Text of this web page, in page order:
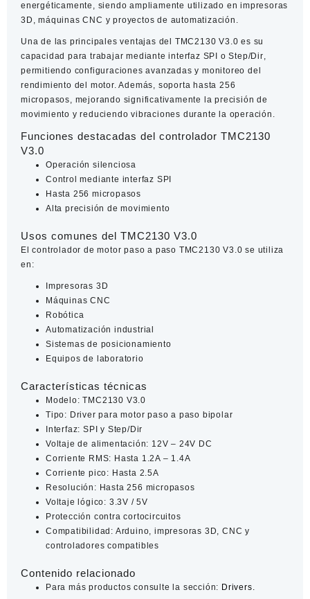
energéticamente, siendo ampliamente utilizado en impresoras
3D, máquinas CNC y proyectos de automatización.
Una de las principales ventajas del TMC2130 V3.0 es su
capacidad para trabajar mediante interfaz SPI oStep/Dir,
permitiendo configuraciones avanzadas y monitoreo del
rendimiento del motor. Además, soporta hasta256
micropasos, mejorando significativamente la precisión de
movimiento y reduciendo vibraciones durante la operación.
Funciones destacadas del controlador TMC2130
V3.0
Operación silenciosa
Control mediante interfaz SPI
Hasta 256 micropasos
Alta precisión de movimiento
Usos comunes del TMC2130 V3.0
Elcontrolador de motor paso a paso TMC2130 V3.0 se utiliza
en:
Impresoras 3D
Máquinas CNC
Robótica
Automatización industrial
Sistemas de posicionamiento
Equipos de laboratorio
Características técnicas
Modelo: TMC2130 V3.0
Tipo: Driver para motor paso a paso bipolar
Interfaz: SPI y Step/Dir
Voltaje de alimentación: 12V – 24V DC
Corriente RMS: Hasta 1.2A – 1.4A
Corriente pico: Hasta 2.5A
Resolución: Hasta 256 micropasos
Voltaje lógico: 3.3V / 5V
Protección contra cortocircuitos
Compatibilidad: Arduino, impresoras 3D, CNC y
controladores compatibles
Contenido relacionado
Para más productos consulte la sección: Drivers.